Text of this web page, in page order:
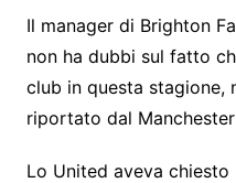
Il manager di Brighton
non ha dubbi sul fatto
club in questa stagione,
riportato dal
Lo United aveva